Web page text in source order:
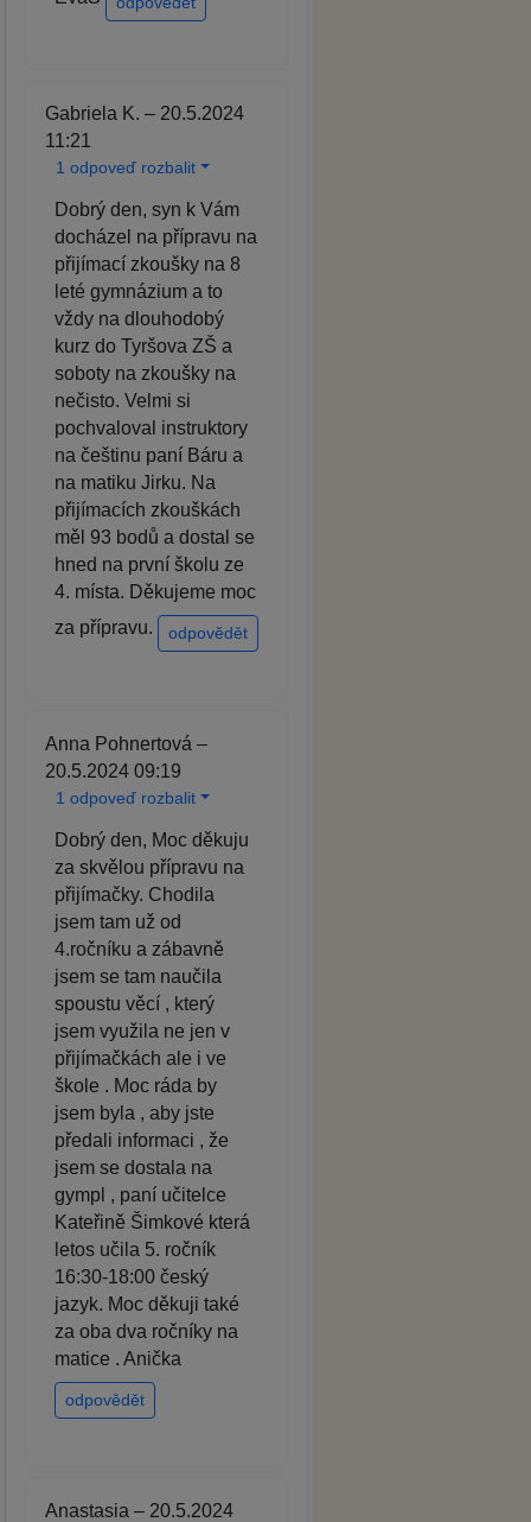
Gabriela K. – 20.5.2024
11:21
1 odpoveď rozbalit
Dobrý den, syn k Vám
docházel na přípravu na
přijímací zkoušky na 8
leté gymnázium a to
vždy na dlouhodobý
kurz do Tyršova ZŠ a
soboty na zkoušky na
nečisto. Velmi si
pochvaloval instruktory
na češtinu paní Báru a
na matiku Jirku. Na
přijímacích zkouškách
měl 93 bodů a dostal se
hned na první školu ze
4. místa. Děkujeme moc
za přípravu.
odpovědět
Anna Pohnertová –
20.5.2024 09:19
1 odpoveď rozbalit
Dobrý den, Moc děkuju
za skvělou přípravu na
přijímačky. Chodila
jsem tam už od
4.ročníku a zábavně
jsem se tam naučila
spoustu věcí , který
jsem využila ne jen v
přijímačkách ale i ve
škole . Moc ráda by
jsem byla , aby jste
předali informaci , že
jsem se dostala na
gympl , paní učitelce
Kateřině Šimkové která
letos učila 5. ročník
16:30-18:00 český
jazyk. Moc děkuji také
za oba dva ročníky na
matice . Anička
odpovědět
Anastasia – 20.5.2024